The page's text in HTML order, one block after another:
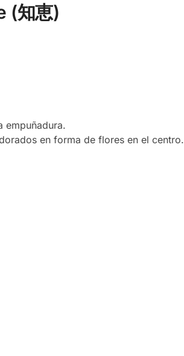
(知恵)
empuñadura.
en forma de flores en el centro.